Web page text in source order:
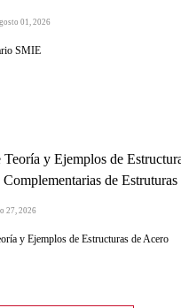
01, 2026
SMIE
Teoría y Ejemplos de
Complementarias de
27, 2026
y Ejemplos de Estructuras de Acero